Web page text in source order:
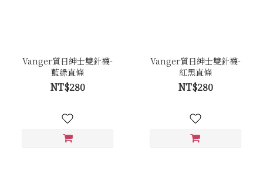
Vanger質日紳士雙針襪-
藍綠直條
NT$280
Vanger質日紳士雙針襪-
紅黑直條
NT$280